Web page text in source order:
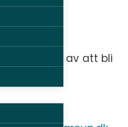
av att bli